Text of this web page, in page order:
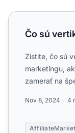
Čo sú vertikálne
Čo sú
Zistite, čo sú
marketingu,
zamerať na
Nov 8, 2024 4